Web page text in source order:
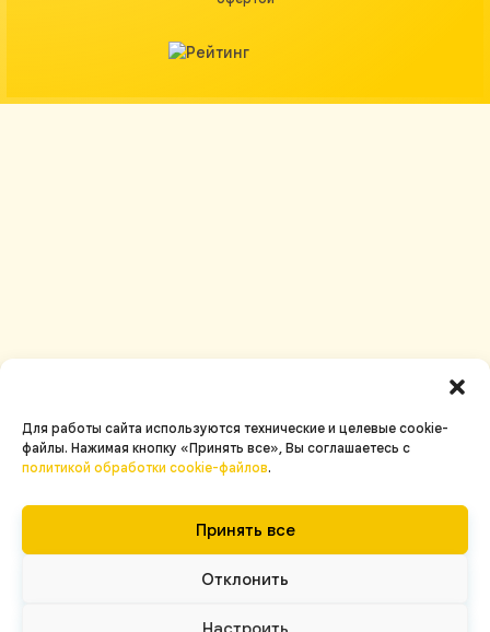
Для работы сайта используются технические и целевые cookie-
файлы. Нажимая кнопку «Принять все», Вы соглашаетесь c
политикой обработки cookie-файлов.
Принять все
Отклонить